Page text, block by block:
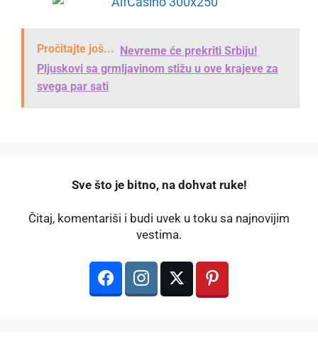
Pročitajte još... Nevreme će prekriti Srbiju!
Pljuskovi sa grmljavinom stižu u ove krajeve za
svega par sati
️Sve što je bitno, na dohvat ruke!
Čitaj, komentariši i budi uvek u toku sa najnovijim
vestima.